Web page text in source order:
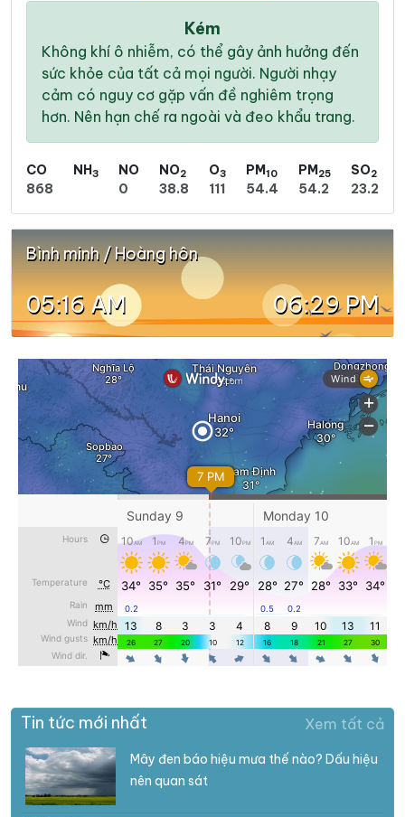
Kém
Không khí ô nhiễm, có thể gây ảnh hưởng đến
sức khỏe của tất cả mọi người. Người nhạy
cảm có nguy cơ gặp vấn đề nghiêm trọng
hơn. Nên hạn chế ra ngoài và đeo khẩu trang.
CO
868
NH3
NO
0
NO2
38.8
O3
111
PM10
54.4
PM25
54.2
SO2
23.2
Bình minh / Hoàng hôn
05:16 AM 06:29 PM
Tin tức mới nhất Xem tất cả
Mây đen báo hiệu mưa thế nào? Dấu hiệu
nên quan sát